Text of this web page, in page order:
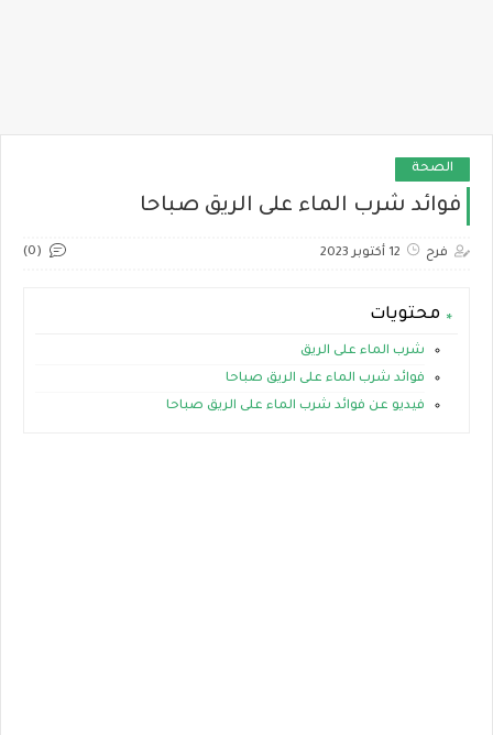
الصحة
فوائد شرب الماء على الريق صباحا
فرح 12 أكتوبر 2023 (0)
محتويات
شرب الماء على الريق
فوائد شرب الماء على الريق صباحا
فيديو عن فوائد شرب الماء على الريق صباحا